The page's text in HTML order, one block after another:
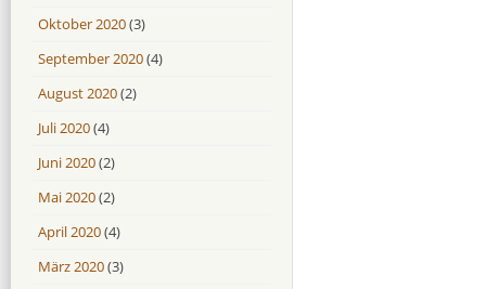
Oktober 2020(3)
September 2020(4)
August 2020(2)
Juli 2020(4)
Juni 2020(2)
Mai 2020(2)
April 2020(4)
März 2020(3)